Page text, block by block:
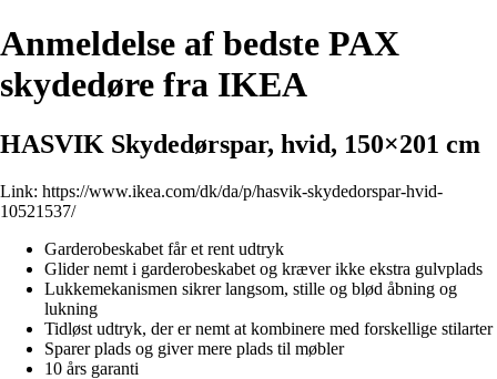
Anmeldelse af bedste PAX
skydedøre fra IKEA
HASVIK Skydedørspar, hvid, 150×201 cm
Link: https://www.ikea.com/dk/da/p/hasvik-skydedorspar-hvid-
10521537/
Garderobeskabet får et rent udtryk
Glider nemt i garderobeskabet og kræver ikke ekstra gulvplads
Lukkemekanismen sikrer langsom, stille og blød åbning og
lukning
Tidløst udtryk, der er nemt at kombinere med forskellige stilarter
Sparer plads og giver mere plads til møbler
10 års garanti